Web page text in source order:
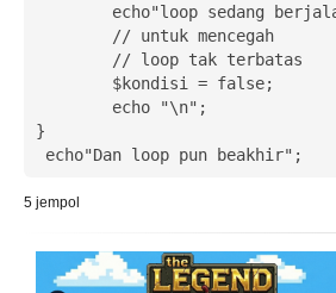
}
echo"Dan loop pun beakhir";
5 jempol